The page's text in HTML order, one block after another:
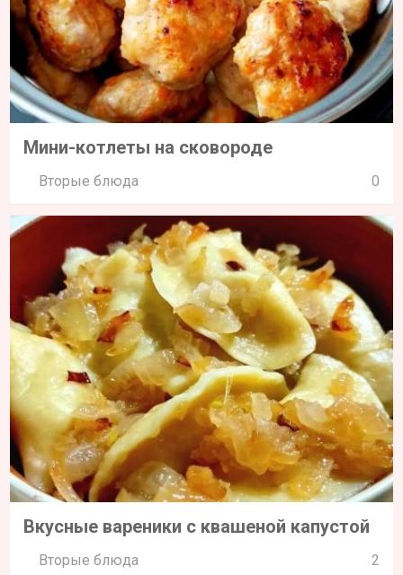
Мини-котлеты на сковороде
Вторые блюда 0
Вкусные вареники с квашеной капустой
Вторые блюда 2